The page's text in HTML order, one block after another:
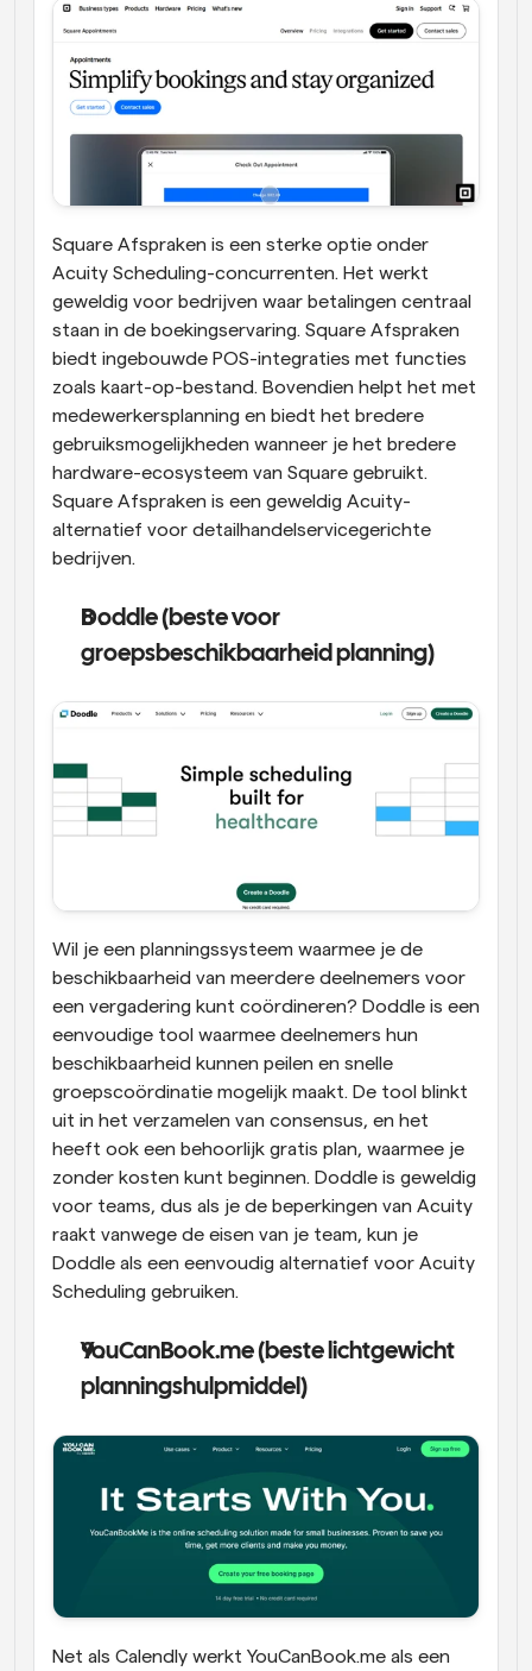
Square Afspraken is een sterke optie onder
Acuity Scheduling-concurrenten. Het werkt
geweldig voor bedrijven waar betalingen centraal
staan in de boekingservaring. Square Afspraken
biedt ingebouwde POS-integraties met functies
zoals kaart-op-bestand. Bovendien helpt het met
medewerkersplanning en biedt het bredere
gebruiksmogelijkheden wanneer je het bredere
hardware-ecosysteem van Square gebruikt.
Square Afspraken is een geweldig Acuity-
alternatief voor detailhandelservicegerichte
bedrijven.
Doddle (beste voor
groepsbeschikbaarheid planning)
Wil je een planningssysteem waarmee je de
beschikbaarheid van meerdere deelnemers voor
een vergadering kunt coördineren? Doddle is een
eenvoudige tool waarmee deelnemers hun
beschikbaarheid kunnen peilen en snelle
groepscoördinatie mogelijk maakt. De tool blinkt
uit in het verzamelen van consensus, en het
heeft ook een behoorlijk gratis plan, waarmee je
zonder kosten kunt beginnen. Doddle is geweldig
voor teams, dus als je de beperkingen van Acuity
raakt vanwege de eisen van je team, kun je
Doddle als een eenvoudig alternatief voor Acuity
Scheduling gebruiken.
YouCanBook.me (beste lichtgewicht
planningshulpmiddel)
Net als Calendly werkt YouCanBook.me als een